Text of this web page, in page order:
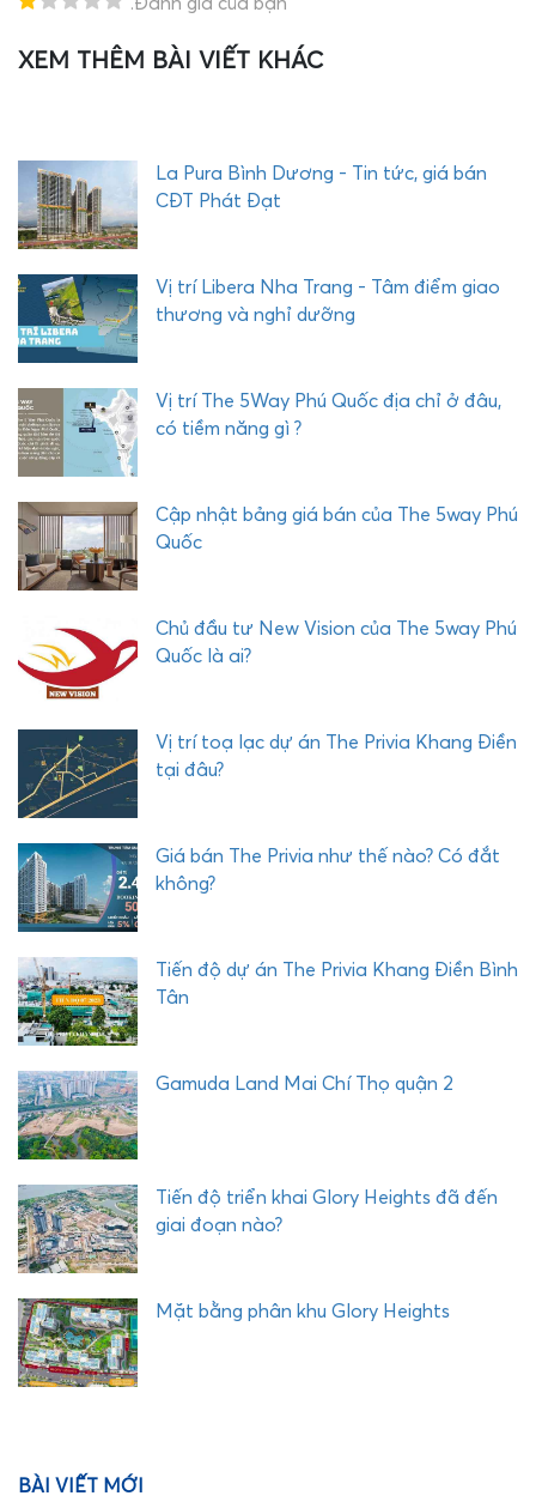
.Đánh giá của bạn
XEM THÊM BÀI VIẾT KHÁC
La Pura Bình Dương - Tin tức, giá bán
CĐT Phát Đạt
Vị trí Libera Nha Trang - Tâm điểm giao
thương và nghỉ dưỡng
Vị trí The 5Way Phú Quốc địa chỉ ở đâu,
có tiềm năng gì ?
Cập nhật bảng giá bán của The 5way Phú
Quốc
Chủ đầu tư New Vision của The 5way Phú
Quốc là ai?
Vị trí toạ lạc dự án The Privia Khang Điền
tại đâu?
Giá bán The Privia như thế nào? Có đắt
không?
Tiến độ dự án The Privia Khang Điền Bình
Tân
Gamuda Land Mai Chí Thọ quận 2
Tiến độ triển khai Glory Heights đã đến
giai đoạn nào?
Mặt bằng phân khu Glory Heights
BÀI VIẾT MỚI